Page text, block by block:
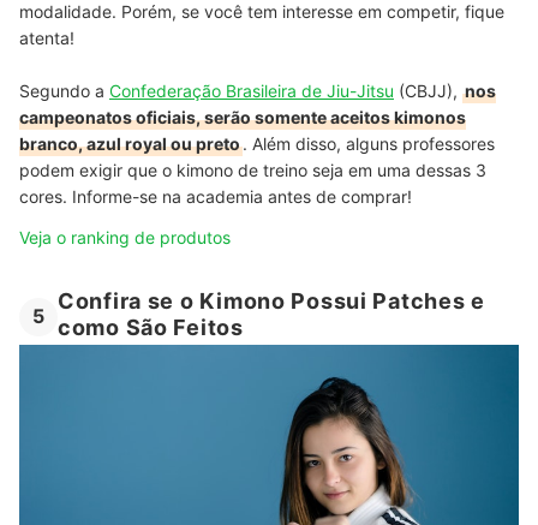
modalidade. Porém, se você tem interesse em competir, fique
atenta!
Segundo a Confederação Brasileira de Jiu-Jitsu (CBJJ), nos
campeonatos oficiais, serão somente aceitos kimonos
branco, azul royal ou preto. Além disso, alguns professores
podem exigir que o kimono de treino seja em uma dessas 3
cores. Informe-se na academia antes de comprar!
Veja o ranking de produtos
5
Confira se o Kimono Possui Patches e
como São Feitos